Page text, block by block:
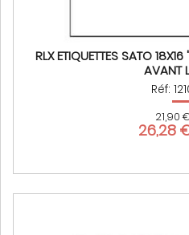
RLX ETIQUETTES SATO
AVANT
Réf:
21,90
26,28